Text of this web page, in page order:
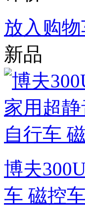
放入购
新品
博夫
车 磁控车